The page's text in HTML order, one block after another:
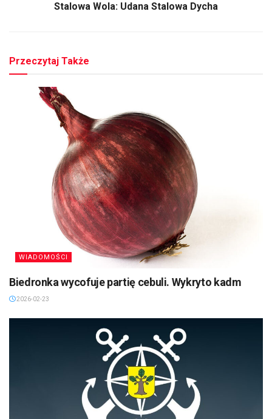
Stalowa Wola: Udana Stalowa Dycha
Przeczytaj Także
WIADOMOŚCI
Biedronka wycofuje partię cebuli. Wykryto kadm
2026-02-23